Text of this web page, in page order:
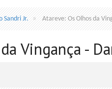
Sandri Jr. Atareve: Os Olhos da
Vingança -